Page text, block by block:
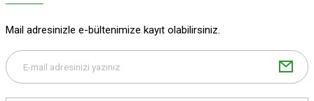
Mail adresinizle e-bültenimize kayıt olabilirsiniz.